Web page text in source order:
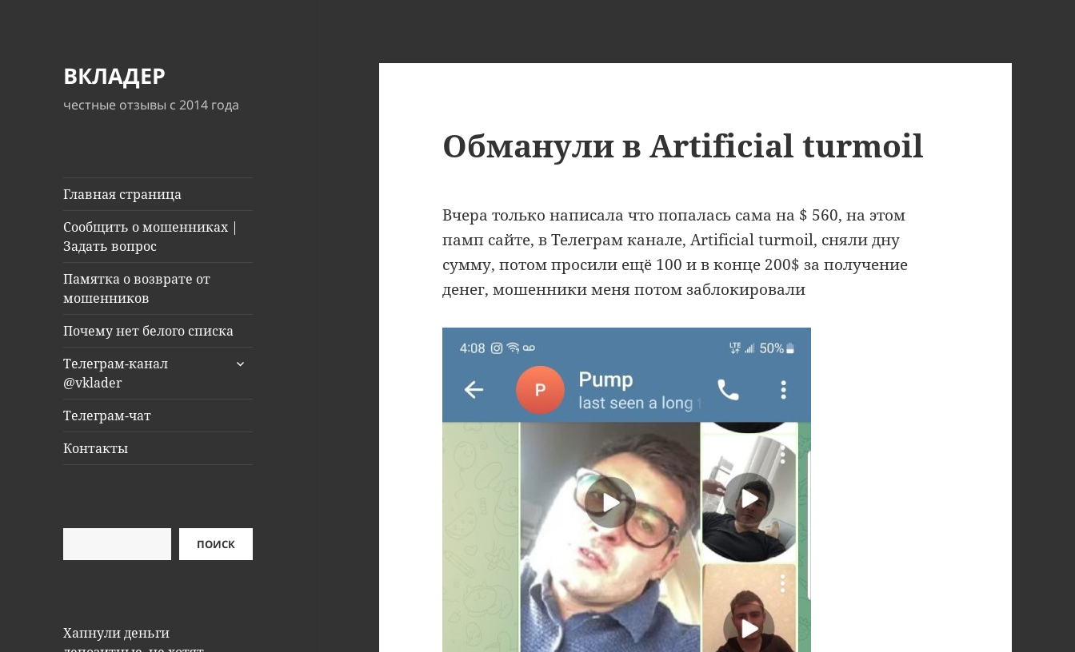
ВКЛАДЕР
честные отзывы с 2014 года
Главная страница
Сообщить о мошенниках |
Задать вопрос
Памятка о возврате от
мошенников
Почему нет белого списка
Телеграм-канал
@vklader
раскрыть
Телеграм-чат
Контакты
ПОИСК
Хапнули деньги
Обманули в Artificial turmoil
Вчера только написала что попалась сама на $ 560, на этом
памп сайте, в Телеграм канале, Artificial turmoil, сняли дну
сумму, потом просили ещё 100 и в конце 200$ за получение
денег, мошенники меня потом заблокировали